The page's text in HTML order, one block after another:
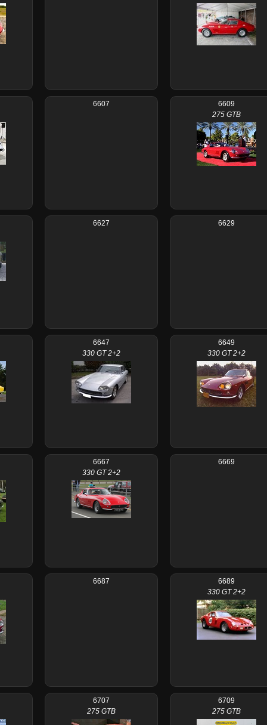
6607
6609
275 GTB
6627 6629
6647
330 GT 2+2
6649
330 GT 2+2
6667
330 GT 2+2
6669
6687
6689
330 GT 2+2
6707
275 GTB
6709
275 GTB